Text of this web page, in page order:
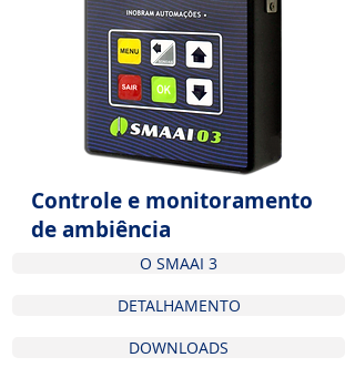
Controle e monitoramento
de ambiência
O SMAAI 3
DETALHAMENTO
DOWNLOADS